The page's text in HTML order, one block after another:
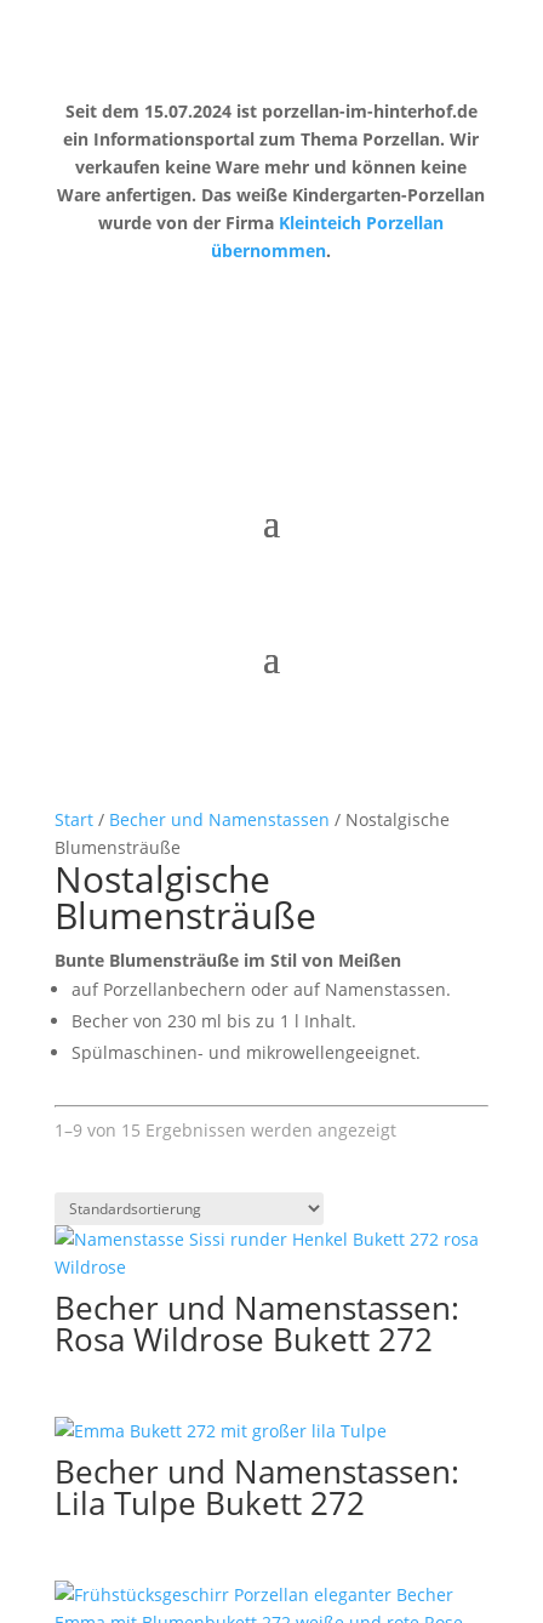
Seit dem 15.07.2024 ist porzellan-im-hinterhof.de
ein Informationsportal zum Thema Porzellan. Wir
verkaufen keine Ware mehr und können keine
Ware anfertigen. Das weiße Kindergarten-Porzellan
wurde von der Firma Kleinteich Porzellan
übernommen.
Start/ Becher und Namenstassen / Nostalgische
Blumensträuße
Nostalgische
Blumensträuße
Bunte Blumensträuße im Stil von Meißen
auf Porzellanbechern oder auf Namenstassen.
Becher von 230 ml bis zu 1 l Inhalt.
Spülmaschinen- und mikrowellengeeignet.
1–9 von 15 Ergebnissen werden angezeigt
Becher und Namenstassen:
Rosa Wildrose Bukett 272
Becher und Namenstassen:
Lila Tulpe Bukett 272